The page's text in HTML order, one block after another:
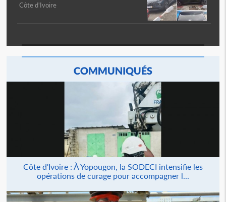
Côte d'Ivoire
COMMUNIQUÉS
Côte d'Ivoire : À Yopougon, la SODECI intensifie les
opérations de curage pour accompagner l...